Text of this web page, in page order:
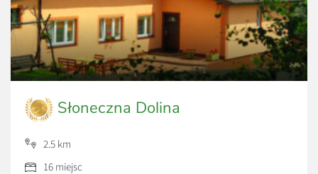
Słoneczna Dolina
2.5 km
16 miejsc